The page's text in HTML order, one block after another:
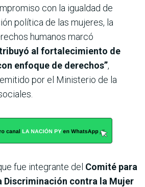
con la igualdad de
política de las mujeres, la
humanos marcó
al fortalecimiento de
enfoque de derechos”,
por el Ministerio de la
fue integrante del Comité para
Discriminación contra la Mujer